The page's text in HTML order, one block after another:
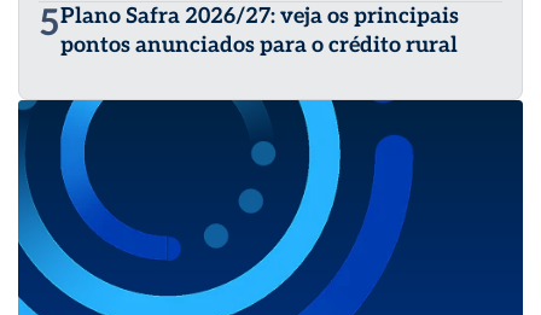
5Plano Safra 2026/27: veja os principais
pontos anunciados para o crédito rural